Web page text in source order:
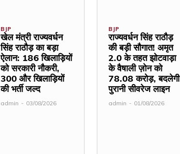
BJP
खेल मंत्री राज्यवर्धन
सिंह राठौड़ का बड़ा
ऐलान: 186 खिलाड़ियों
को सरकारी नौकरी,
300 और खिलाड़ियों
की भर्ती जल्द
admin - 03/08/2026
BJP
राज्यवर्धन सिंह राठौड़
की बड़ी सौगात! अमृत
2.0 के तहत झोटवाड़ा
के वैषाली ज़ोन को
₹78.08 करोड़, बदलेगी
पुरानी सीवरेज लाइन
admin - 01/08/2026